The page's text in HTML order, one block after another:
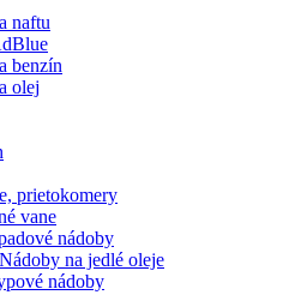
naftu
benzín
olej
prietokomery
vane
nádoby
Nádoby na jedlé oleje
nádoby